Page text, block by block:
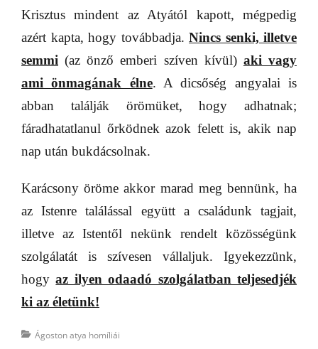
Krisztus mindent az Atyától kapott, mégpedig
azért kapta, hogy továbbadja. Nincs senki, illetve
semmi (az önző emberi szíven kívül) aki vagy
ami önmagának élne. A dicsőség angyalai is
abban találják örömüket, hogy adhatnak;
fáradhatatlanul őrködnek azok felett is, akik nap
nap után bukdácsolnak.
Karácsony öröme akkor marad meg bennünk, ha
az Istenre találással együtt a családunk tagjait,
illetve az Istentől nekünk rendelt közösségünk
szolgálatát is szívesen vállaljuk. Igyekezzünk,
hogyaz ilyen odaadó szolgálatban teljesedjék
ki az életünk!
Categories
Ágoston atya homíliái